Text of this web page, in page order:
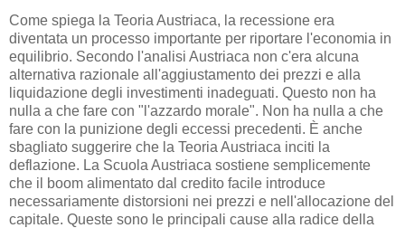
Come spiega la Teoria Austriaca, la recessione era
diventata un processo importante per riportare l'economia in
equilibrio. Secondo l'analisi Austriaca non c'era alcuna
alternativa razionale all'aggiustamento dei prezzi e alla
liquidazione degli investimenti inadeguati. Questo non ha
nulla a che fare con "l'azzardo morale". Non ha nulla a che
fare con la punizione degli eccessi precedenti. È anche
sbagliato suggerire che la Teoria Austriaca inciti la
deflazione. La Scuola Austriaca sostiene semplicemente
che il boom alimentato dal credito facile introduce
necessariamente distorsioni nei prezzi e nell'allocazione del
capitale. Queste sono le principali cause alla radice della